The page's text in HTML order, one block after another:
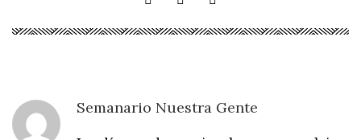
Semanario Nuestra Gente